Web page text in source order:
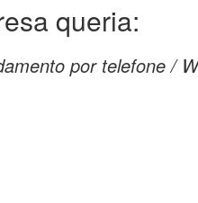
queria:
por telefone /